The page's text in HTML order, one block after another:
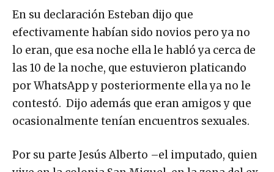
En su declaración Esteban dijo que
efectivamente habían sido novios pero ya no
lo eran, que esa noche ella le habló ya cerca de
las 10 de la noche, que estuvieron platicando
por WhatsApp y posteriormente ella ya no le
contestó. Dijo además que eran amigos y que
ocasionalmente tenían encuentros sexuales.
Por su parte Jesús Alberto –el imputado, quien